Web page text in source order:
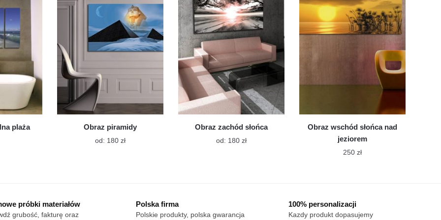
wiele
wariantów.
Opcje
można
stronie
wiele
wariantów.
Opcje
wybrać
na
stronie
produktu
Opcje
można
wybrać
stronie
produktu
plaża Obraz piramidy
od: 180 złTen
można
wybrać
Obraz zachód słońca
od: 180 złTen
Obraz wschód słońca nad
jeziorem
250 zł
wiele
próbki materiałów
grubość, fakturę oraz
Polska firma
Polskie produkty, polska gwarancja
100% personalizacji
Kazdy produkt dopasujemy